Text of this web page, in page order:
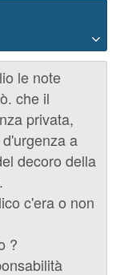
le note
che il
privata,
a
decoro della
c'era o non
?